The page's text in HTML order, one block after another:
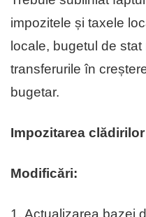
impozitele și taxele
locale, bugetul de
transferurile în
bugetar.
Impozitarea
Modificări:
1. Actualizarea bazei